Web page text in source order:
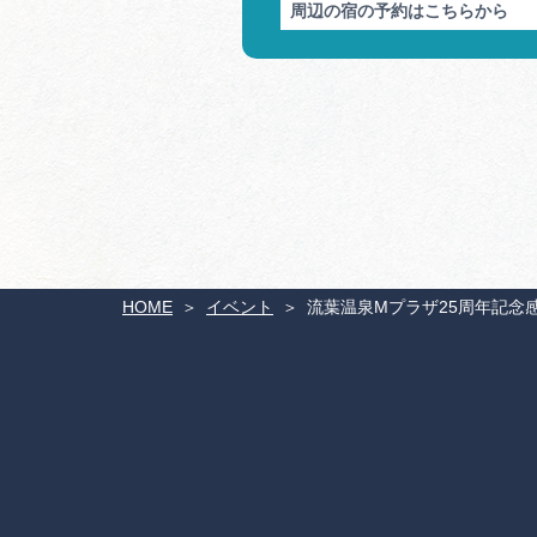
HOME イベント 流葉温泉Мプラザ25周年記念
周辺の宿の予約はこちらから